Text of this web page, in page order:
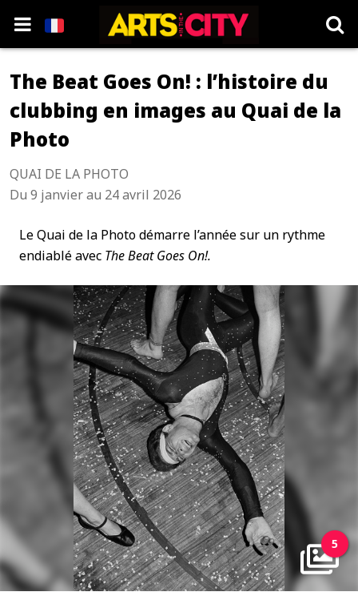
The Beat Goes On! : l’histoire du
clubbing en images au Quai de la
Photo
QUAI DE LA PHOTO
Du 9 janvier au 24 avril 2026
Le Quai de la Photo démarre l’année sur un rythme
endiablé avec The Beat Goes On!.
5